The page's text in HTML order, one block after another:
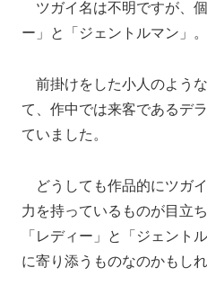
ツガイ名は不明ですが、
ー」と「ジェントルマン」。
前掛けをした小人のよう
て、作中では来客であるデ
ていました。
どうしても作品的にツガ
力を持っているものが目立
「レディー」と「ジェント
に寄り添うものなのかもしれ